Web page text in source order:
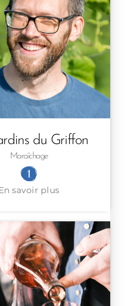
du Griffon
Maraîchage
En savoir plus